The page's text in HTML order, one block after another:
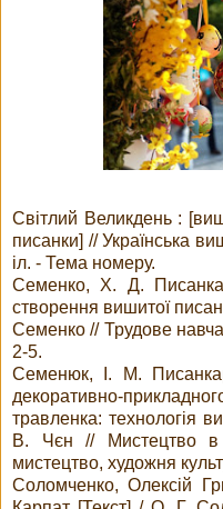
Світлий Великдень :
писанки] // Українська
іл. - Тема номеру.
Семенко, Х. Д.
створення вишитої
Семенко // Трудове
2-5.
Семенюк, І. М.
декоративно-
травленка: технологія
В. Чєн // Мистецтво в
мистецтво, художня
Соломченко, Олексій